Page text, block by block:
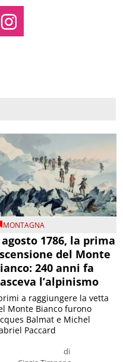
MONTAGNA
agosto 1786, la prima
del Monte
240 anni fa
l’alpinismo
di
a raggiungere la vetta
Monte Bianco furono
Balmat e Michel
Paccard